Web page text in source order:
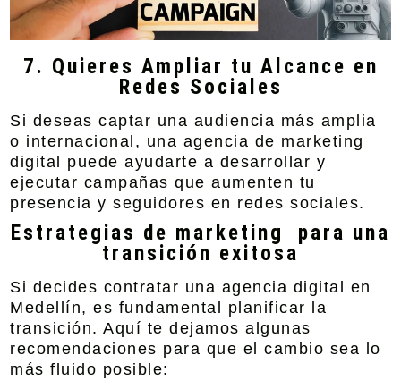
7. Quieres Ampliar tu Alcance en
Redes Sociales
Si deseas captar una audiencia más amplia
o internacional, una agencia de marketing
digital puede ayudarte a desarrollar y
ejecutar campañas que aumenten tu
presencia y seguidores en redes sociales.
Estrategias de marketing para una
transición exitosa
Si decides contratar una agencia digital en
Medellín, es fundamental planificar la
transición. Aquí te dejamos algunas
recomendaciones para que el cambio sea lo
más fluido posible: